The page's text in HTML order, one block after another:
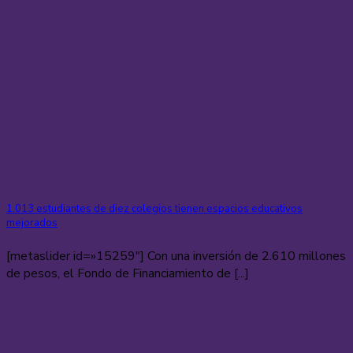
1.013 estudiantes de diez colegios tienen espacios educativos
mejorados
[metaslider id=»15259″] Con una inversión de 2.610 millones
de pesos, el Fondo de Financiamiento de [...]